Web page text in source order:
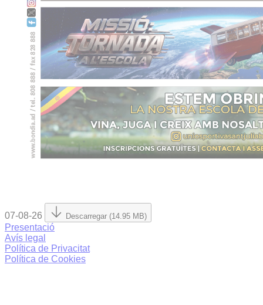
07-08-26 Descarregar (14.95 MB)
Presentació
Avís legal
Política de Privacitat
Política de Cookies